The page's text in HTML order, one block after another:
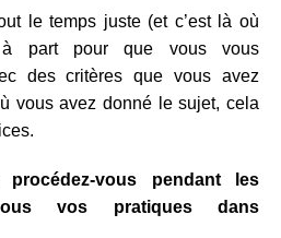
le temps juste (et c’est là où
à part pour que vous vous
des critères que vous avez
vous avez donné le sujet, cela
vous pendant les
vos pratiques dans